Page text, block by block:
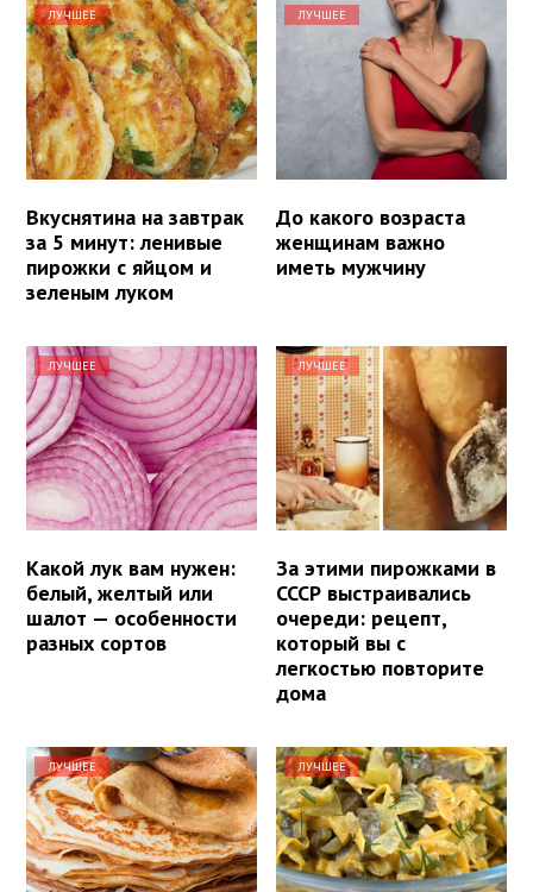
ЛУЧШЕЕ
Вкуснятина на завтрак
за 5 минут: ленивые
пирожки с яйцом и
зеленым луком
ЛУЧШЕЕ
До какого возраста
женщинам важно
иметь мужчину
ЛУЧШЕЕ
Какой лук вам нужен:
белый, желтый или
шалот — особенности
разных сортов
ЛУЧШЕЕ
За этими пирожками в
СССР выстраивались
очереди: рецепт,
который вы с
легкостью повторите
дома
ЛУЧШЕЕ ЛУЧШЕЕ